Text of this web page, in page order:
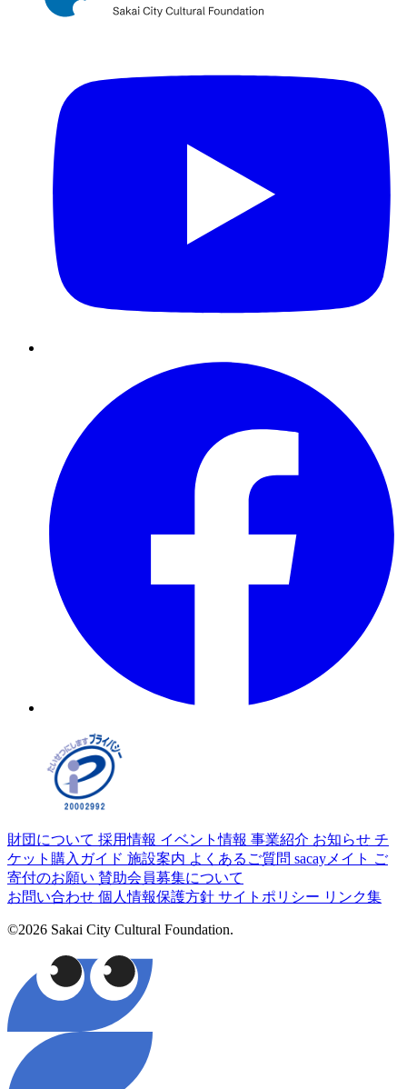
財団について 採用情報 イベント情報 事業紹介 お知らせ チ
ケット購入ガイド 施設案内 よくあるご質問 sacayメイト ご
寄付のお願い 賛助会員募集について
お問い合わせ 個人情報保護方針 サイトポリシー リンク集
©2026 Sakai City Cultural Foundation.